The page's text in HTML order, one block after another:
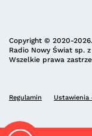
Copyright © 2020-2026.
Radio Nowy Świat sp. z
Wszelkie prawa
Regulamin Ustawienia